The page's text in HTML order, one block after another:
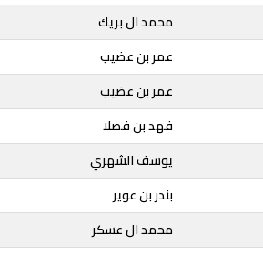
محمد ال بريك
عمر بن عضيب
عمر بن عضيب
فهد بن فصلا
يوسف الشهري
بندر بن عوير
محمد ال عسكر